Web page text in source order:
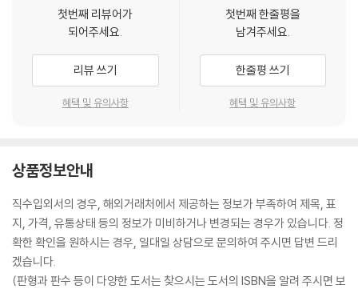
첫번째 리뷰어가
되어주세요.
리뷰 쓰기
혜택 및 유의사항
첫번째 한줄평을
남겨주세요.
한줄평 쓰기
혜택 및 유의사항
상품정보안내
직수입외서의 경우, 해외거래처에서 제공하는 정보가 부족하여 제목, 표
지, 가격, 유통상태 등의 정보가 미비하거나 변경되는 경우가 있습니다. 정
확한 확인을 원하시는 경우, 일대일 상담으로 문의하여 주시면 답변 드리
겠습니다.
(판형과 판수 등이 다양한 도서는 찾으시는 도서의 ISBN을 알려 주시면 보